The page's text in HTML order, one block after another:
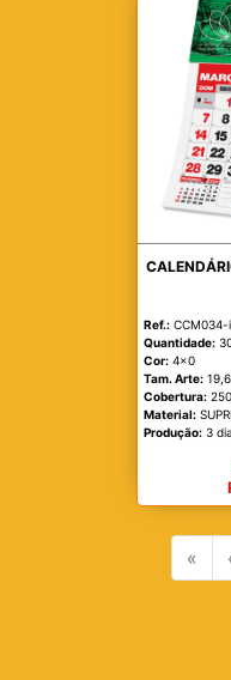
Ref.: CCM034-i
Quantidade:
Cor: 4x0
Tam. Arte:
Cobertura:
Material:
Produção: 3
«